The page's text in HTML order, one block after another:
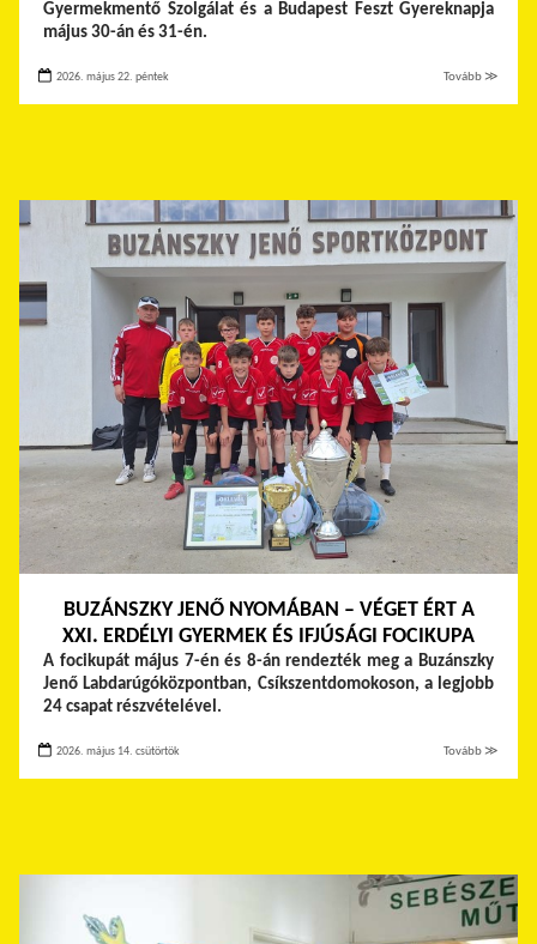
Gyermekmentő Szolgálat és a Budapest Feszt Gyereknapja
május 30-án és 31-én.
2026. május 22. péntek Tovább ≫
BUZÁNSZKY JENŐ NYOMÁBAN – VÉGET ÉRT A
XXI. ERDÉLYI GYERMEK ÉS IFJÚSÁGI FOCIKUPA
A focikupát május 7-én és 8-án rendezték meg a Buzánszky
Jenő Labdarúgóközpontban, Csíkszentdomokoson, a legjobb
24 csapat részvételével.
2026. május 14. csütörtök Tovább ≫